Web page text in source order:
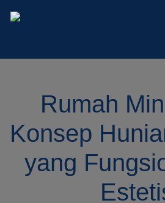
Rumah
Konsep
yang